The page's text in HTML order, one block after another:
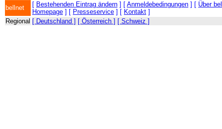
bellnet [ Bestehenden Eintrag ändern ] [ Anmeldebedingungen ] [ Über
Homepage ] [ Presseservice ] [ Kontakt ]
Regional [ Deutschland ] [ Österreich ] [ Schweiz ]